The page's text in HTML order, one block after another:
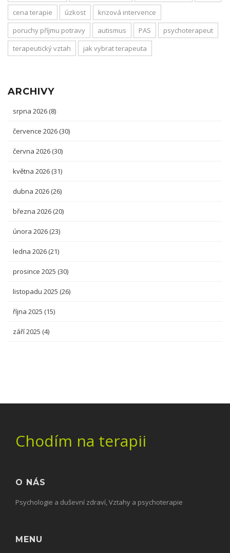
cena terapie
úzkost
krizová intervence
poruchy příjmu potravy
autismus PAS
psychoterapeut
terapeutický vztah
jak vybrat terapeuta
ARCHIVY
srpna 2026 (8)
července 2026 (30)
června 2026 (30)
května 2026 (31)
dubna 2026 (26)
března 2026 (20)
února 2026 (23)
ledna 2026 (21)
prosince 2025 (30)
listopadu 2025 (26)
října 2025 (15)
září 2025 (4)
Chodím na terapii
O NÁS
Psychologie a duševní zdraví, Vztahy a psychoterapie
MENU